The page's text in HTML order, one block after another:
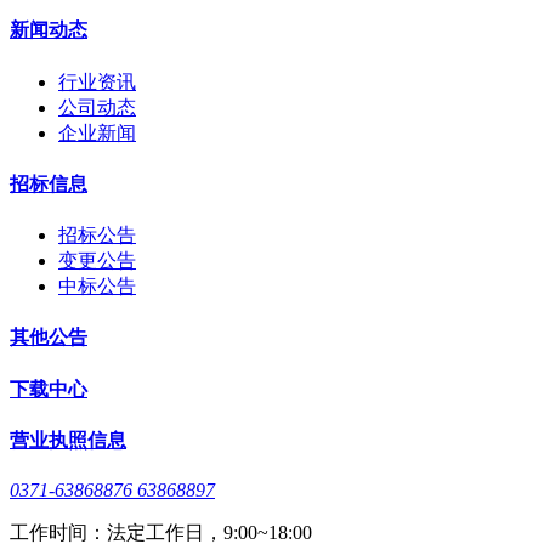
新闻动态
行业资讯
公司动态
企业新闻
招标信息
招标公告
变更公告
中标公告
其他公告
下载中心
营业执照信息
0371-63868876 63868897
工作时间：法定工作日，9:00~18:00